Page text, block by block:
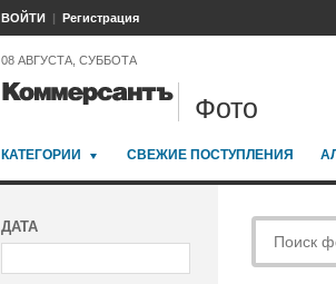
ВОЙТИ Регистрация
08 АВГУСТА, СУББОТА
Фото
КАТЕГОРИИ СВЕЖИЕ ПОСТУПЛЕНИЯ
ДАТА